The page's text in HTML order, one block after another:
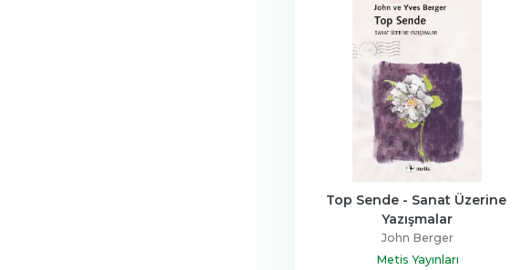
Top Sende - Sanat Üzerine
Yazışmalar
John Berger
Metis Yayınları